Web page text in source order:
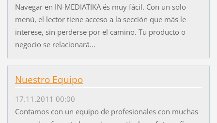
Navegar en IN-MEDIATIKA és muy fácil. Con un solo
menú, el lector tiene acceso a la sección que más le
interese, sin perderse por el camino. Tu producto o
negocio se relacionará...
Nuestro Equipo
17.11.2011 00:00
Contamos con un equipo de profesionales con muchas